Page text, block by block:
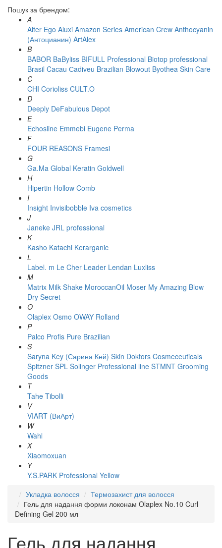
Пошук за брендом:
A
Alter Ego Aluxi Amazon Series American Crew Anthocyanin
(Антоцианин) ArtAlex
B
BABOR BaByliss BIFULL Professional Biotop professional
Brasil Cacau Сadiveu Brazilian Blowout Byothea Skin Care
C
CHI Corioliss CULT.O
D
Deeply DeFabulous Depot
E
Echosline Emmebi Eugene Perma
F
FOUR REASONS Framesi
G
Ga.Ma Global Keratin Goldwell
H
Hipertin Hollow Comb
I
Insight Invisibobble Iva cosmetics
J
Janeke JRL professional
K
Kasho Katachi Kerarganic
L
Label. m Le Cher Leader Lendan Luxliss
M
Matrix Milk Shake MoroccanOil Moser My Amazing Blow
Dry Secret
O
Olaplex Osmo OWAY Rolland
P
Palco Profis Pure Brazilian
S
Saryna Key (Сарина Кей) Skin Doktors Cosmeceuticals
Spitzner SPL Solinger Professional line STMNT Grooming
Goods
T
Tahe Tibolli
V
VIART (ВиАрт)
W
Wahl
X
Xiaomoxuan
Y
Y.S.PARK Professional Yellow
Укладка волосся
Термозахист для волосся
Гель для надання форми локонам Olaplex No.10 Curl
Defining Gel 200 мл
Гель для надання